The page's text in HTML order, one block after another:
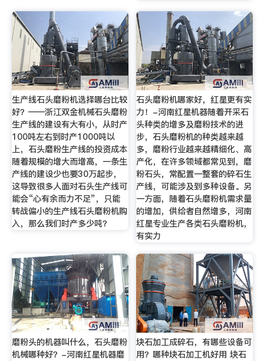
生产线石头磨粉机选择哪台比较
好？——浙江双金机械石头磨粉
生产线的建设有大有小，从时产
100吨左右到时产1000吨以
上，石头磨粉生产线的投资成本
随着规模的增大而增高，一条生
产线的建设少也要30万起步，
这导致很多人面对石头生产线可
能会“心有余而力不足”，只能
转战偏小的生产线石头磨粉机购
入，那么我们时产多少吨？
石头磨粉机哪家好，红星更有实
力！-河南红星机器随着开采石
头种类的增多及磨粉技术的进
步，石头磨粉机的种类越来越
多，磨粉行业越来越精细化、高
产化，在许多领域都常见到，磨
粉石头，常配置一整套的碎石生
产线，可能涉及到多种设备。另
一方面，随着石头磨粉机需求量
的增加，供给者自然增多，河南
红星专业生产各类石头磨粉机，
有实力
磨粉头的机器叫什么，石头磨粉
机械哪种好？-河南红星机器磨
块石加工成碎石，有哪些设备可
用？哪种块石加工机好用 块石